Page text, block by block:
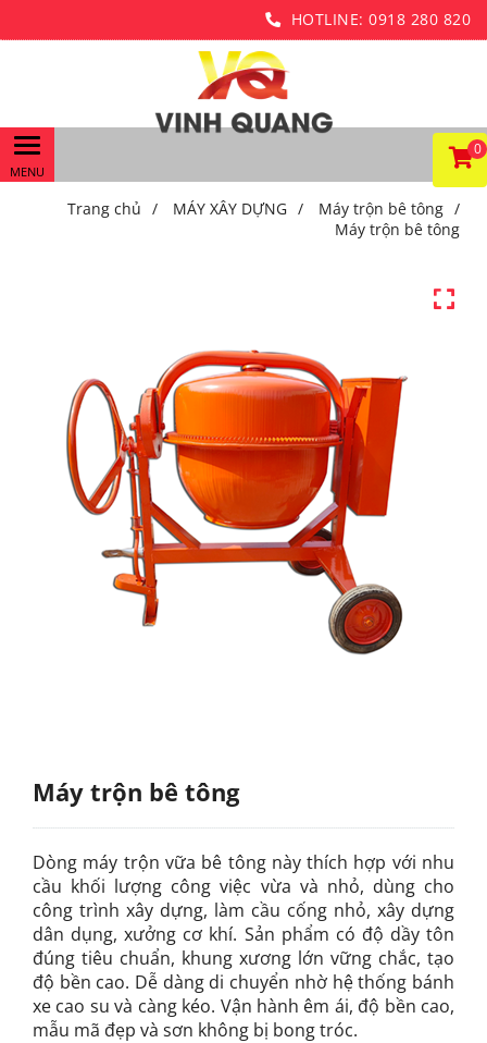
HOTLINE: 0918 280 820
0
Trang chủ / MÁY XÂY DỰNG / Máy trộn bê tông /
Máy trộn bê tông
Máy trộn bê tông
Dòng máy trộn vữa bê tông này thích hợp với nhu
cầu khối lượng công việc vừa và nhỏ, dùng cho
công trình xây dựng, làm cầu cống nhỏ, xây dựng
dân dụng, xưởng cơ khí. Sản phẩm có độ dầy tôn
đúng tiêu chuẩn, khung xương lớn vững chắc, tạo
độ bền cao. Dễ dàng di chuyển nhờ hệ thống bánh
xe cao su và càng kéo. Vận hành êm ái, độ bền cao,
mẫu mã đẹp và sơn không bị bong tróc.